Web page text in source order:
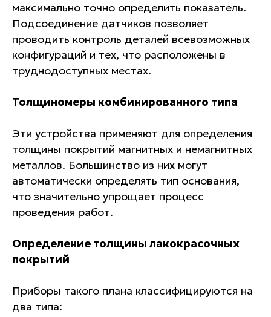
максимально точно определить показатель.
Подсоединение датчиков позволяет
проводить контроль деталей всевозможных
конфигураций и тех, что расположены в
труднодоступных местах.
Толщиномеры комбинированного типа
Эти устройства применяют для определения
толщины покрытий магнитных и немагнитных
металлов. Большинство из них могут
автоматически определять тип основания,
что значительно упрощает процесс
проведения работ.
Определение толщины лакокрасочных
покрытий
Приборы такого плана классифицируются на
два типа: